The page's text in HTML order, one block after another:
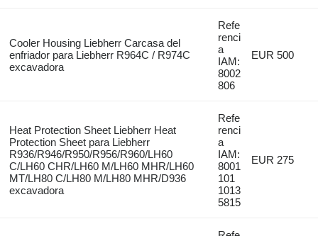
Cooler Housing Liebherr Carcasa del
enfriador para Liebherr R964C / R974C
excavadora
Refe
renci
a
IAM:
8002
806
EUR 500
Heat Protection Sheet Liebherr Heat
Protection Sheet para Liebherr
R936/R946/R950/R956/R960/LH60
C/LH60 CHR/LH60 M/LH60 MHR/LH60
MT/LH80 C/LH80 M/LH80 MHR/D936
excavadora
Refe
renci
a
IAM:
8001
101
1013
5815
EUR 275